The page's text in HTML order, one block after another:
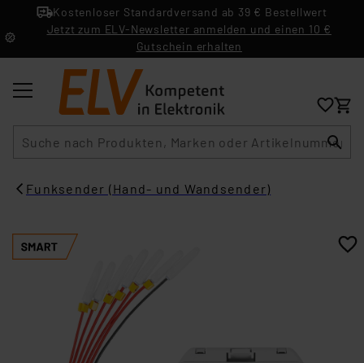
Kostenloser Standardversand ab 39 € Bestellwert
Jetzt zum ELV-Newsletter anmelden und einen 10 €
Gutschein erhalten
Funksender (Hand- und Wandsender)